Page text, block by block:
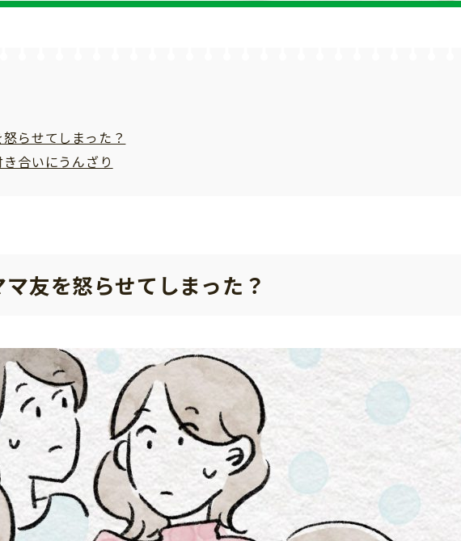
らせてしまった？
合いにうんざり
マ友を怒らせてしまった？